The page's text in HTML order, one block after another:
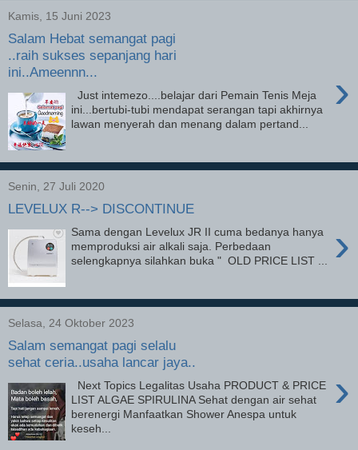
Kamis, 15 Juni 2023
Salam Hebat semangat pagi
..raih sukses sepanjang hari
ini..Ameennn...
›
Just intemezo....belajar dari Pemain Tenis Meja
ini...bertubi-tubi mendapat serangan tapi akhirnya
lawan menyerah dan menang dalam pertand...
Senin, 27 Juli 2020
LEVELUX R--> DISCONTINUE
›
Sama dengan Levelux JR II cuma bedanya hanya
memproduksi air alkali saja. Perbedaan
selengkapnya silahkan buka " OLD PRICE LIST ...
Selasa, 24 Oktober 2023
Salam semangat pagi selalu
sehat ceria..usaha lancar jaya..
›
Next Topics Legalitas Usaha PRODUCT & PRICE
LIST ALGAE SPIRULINA Sehat dengan air sehat
berenergi Manfaatkan Shower Anespa untuk
keseh...